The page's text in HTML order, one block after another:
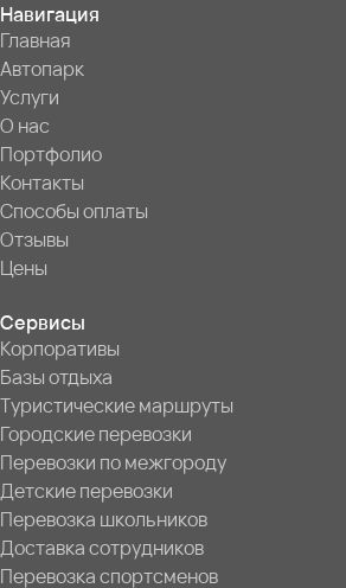
Навигация
Главная
Автопарк
Услуги
О нас
Портфолио
Контакты
Способы оплаты
Отзывы
Цены
Сервисы
Корпоративы
Базы отдыха
Туристические маршруты
Городские перевозки
Перевозки по межгороду
Детские перевозки
Перевозка школьников
Доставка сотрудников
Перевозка спортсменов